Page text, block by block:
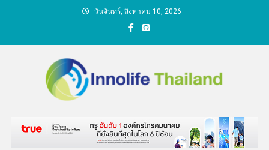
วันจันทร์, สิงหาคม 10, 2026
คนกับความคิด ชีวิตกับ
นวัตกรรม